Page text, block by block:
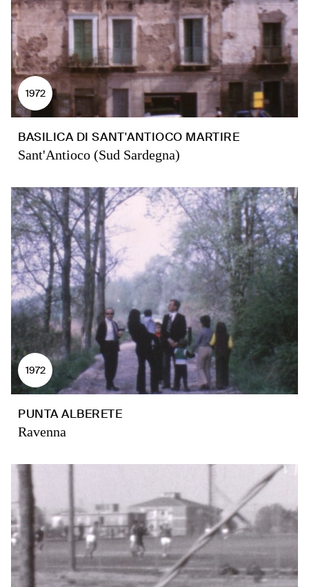
1972
BASILICA DI SANT'ANTIOCO MARTIRE
Sant'Antioco (Sud Sardegna)
1972
PUNTA ALBERETE
Ravenna